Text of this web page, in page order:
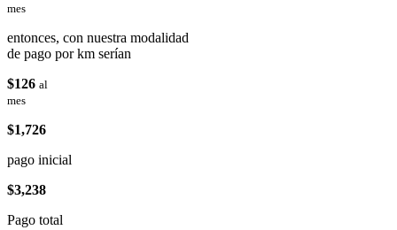
mes
entonces, con nuestra modalidad
de pago por km serían
$126 al
mes
$1,726
pago inicial
$3,238
Pago total